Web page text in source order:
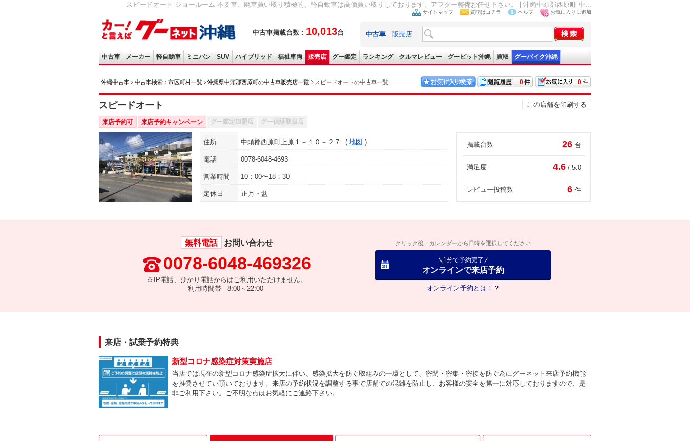
スピードオート ショールーム 不要車、廃車買い取り積極的、軽自動車は高価買い取りしております。アフター整備お任せ下さい。 | 沖縄中頭郡西原町 中...
中古車掲載台数： 10,013台
サイトマップ 質問はコチラ ヘルプ お気に入りに追加
中古車 ｜ 販売店
中古車 メーカー 軽自動車 ミニバン SUV ハイブリッド 福祉車両 販売店 グー鑑定 ランキング クルマレビュー グーピット沖縄 買取 グーバイク沖縄
沖縄中古車 中古車検索：市区町村一覧 沖縄県中頭郡西原町の中古車販売店一覧 スピードオートの中古車一覧 0
0
スピードオート この店舗を印刷する
来店予約可 来店予約キャンペーン グー鑑定加盟店 グー保証取扱店
住所 中頭郡西原町上原１－１０－２７ 地図
電話 0078-6048-4693
営業時間 10：00〜18：30
定休日 正月・盆
掲載台数 26 台
満足度 4.6 / 5.0
レビュー投稿数 6 件
無料電話 お問い合わせ
0078-6048-469326
※IP電話、ひかり電話からはご利用いただけません。
利用時間帯 8:00～22:00
クリック後、カレンダーから日時を選択してください
1分で予約完了
オンラインで来店予約
オンライン予約とは！？
来店・試乗予約特典
新型コロナ感染症対策実施店
当店では現在の新型コロナ感染症拡大に伴い、感染拡大を防ぐ取組みの一環として、密閉・密集・密接を防ぐ為にグーネット来店予約機能
を推奨させてい頂いております。来店の予約状況を調整する事で店舗での混雑を防止し、お客様の安全を第一に対応しておりますので、是
非ご利用下さい。ご不明な点はお気軽にご連絡下さい。